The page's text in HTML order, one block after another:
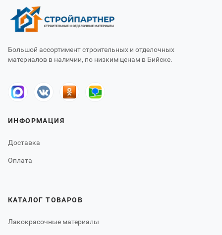
Большой ассортимент строительных и отделочных
материалов в наличии, по низким ценам в Бийске.
ИНФОРМАЦИЯ
Доставка
Оплата
КАТАЛОГ ТОВАРОВ
Лакокрасочные материалы